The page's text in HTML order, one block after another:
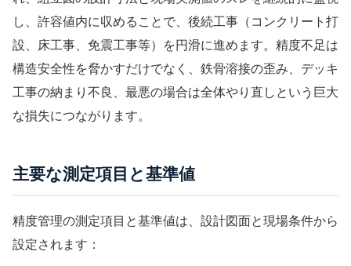
し、許容値内に収めることで、後続工事（コンクリート打
設、床工事、 免震工事等）を円滑に進めます。精度不足は
構造安全性を脅かすだけでなく、鉄骨溶接の歪み、 デッキ
工事の納まり不良、最悪の場合は全体やり直しという巨大
な損失につながります。
主要な測定項目と基準値
精度管理の測定項目と基準値は、設計図面と現場条件から
設定されます：